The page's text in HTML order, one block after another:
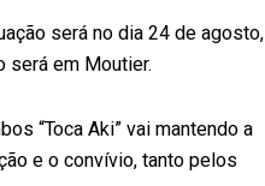
será no dia 24 de agosto,
será em Moutier.
“Toca Aki” vai mantendo a
e o convívio, tanto pelos